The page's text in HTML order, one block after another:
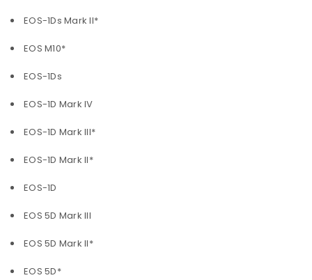
EOS-1Ds Mark II*
EOS M10*
EOS-1Ds
EOS-1D Mark IV
EOS-1D Mark III*
EOS-1D Mark II*
EOS-1D
EOS 5D Mark III
EOS 5D Mark II*
EOS 5D*